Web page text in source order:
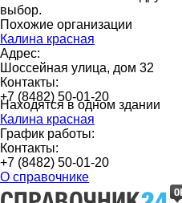
выбор.
Похожие организации
Калина красная
Адрес:
Шоссейная улица, дом 32
Контакты:
+7 (8482) 50-01-20
Находятся в одном здании
Калина красная
График работы:
Контакты:
+7 (8482) 50-01-20
О справочнике